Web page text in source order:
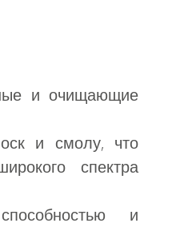
и очищающие
и смолу, что
спектра
и